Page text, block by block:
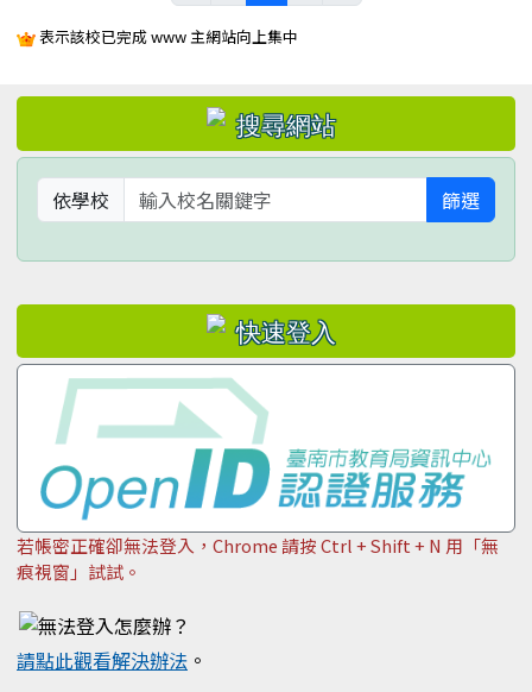
表示該校已完成 www 主網站向上集中
左邊區域內容
依學校 篩選
若帳密正確卻無法登入，Chrome 請按 Ctrl + Shift + N 用「無
痕視窗」試試。
請點此觀看解決辦法 。